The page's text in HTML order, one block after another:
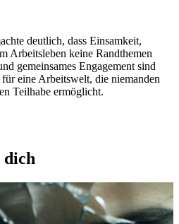
deutlich, dass Einsamkeit,
Arbeitsleben keine Randthemen
gemeinsames Engagement sind
eine Arbeitswelt, die niemanden
Teilhabe ermöglicht.